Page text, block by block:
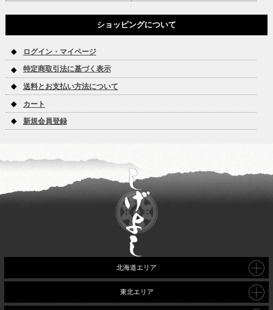
ショッピングについて
ログイン・マイページ
特定商取引法に基づく表示
送料とお支払い方法について
カート
新規会員登録
北海道エリア
東北エリア